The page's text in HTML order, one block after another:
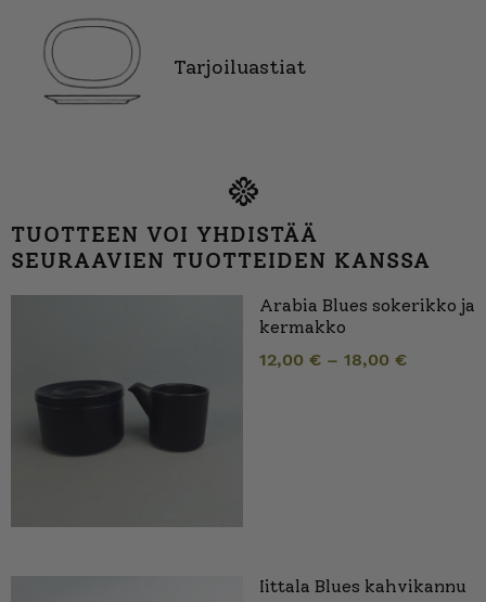
Tarjoiluastiat
TUOTTEEN VOI YHDISTÄÄ
SEURAAVIEN TUOTTEIDEN KANSSA
Arabia Blues sokerikko ja
kermakko
12,00 € – 18,00 €
Iittala Blues kahvikannu